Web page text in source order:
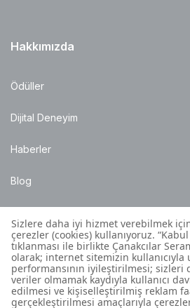
Hakkımızda
Ödüller
Dijital Deneyim
Haberler
Blog
Satış Noktaları
Montaj Bilgileri